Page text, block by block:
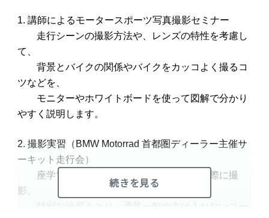
是非、この機会に撮影技術のレベルアップをお楽しみ
ください！
なお、本イベントは昼食付となります。
※ 必ずキヤノンイベント・セミナー（個人のお客さ
ま）申込規約をお読みいただき、規約に同意の上、お
申し込み完了をもって、本規約の全てに同意したも
のとさせていただきます。
キヤノンイベント・セミナー（個人のお客さま）申
込規約は
こちら
1. 講師によるモータースポーツ写真撮影セミナー
走行シーンの撮影方法や、レンズの特性を考慮し
て、
背景とバイクの関係やバイクをカッコよく撮るコ
ツなどを、
モニターやホワイトボードを使って図解で分かり
やすく説明します。
2. 撮影実習（BMW Motorrad 首都圏ディーラー主催サ
ーキット走行会）
座学で学んだことを思い出しながら、実際に撮
影。
特別な許可をとり、通常一般の方は入れないコー
続きを見る